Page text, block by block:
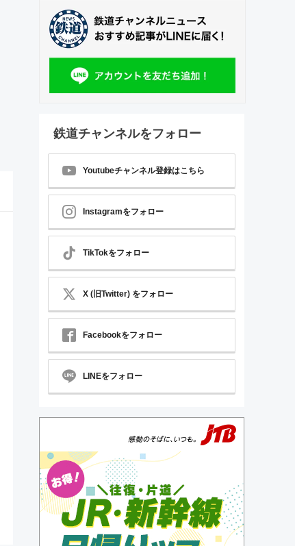
鉄道チャンネルをフォロー
Youtubeチャンネル登録はこちら
Instagramをフォロー
TikTokをフォロー
X (旧Twitter) をフォロー
Facebookをフォロー
LINEをフォロー